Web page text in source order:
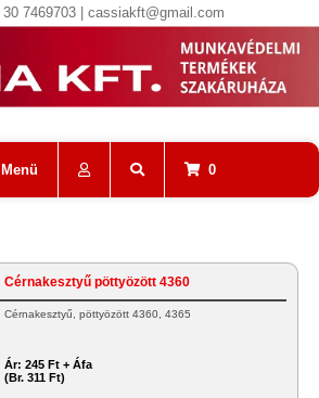
30 7469703 | cassiakft@gmail.com
Menü 0
Cérnakesztyű pöttyözött 4360
Cérnakesztyű, pöttyözött 4360, 4365
Ár: 245 Ft + Áfa
(Br. 311 Ft)